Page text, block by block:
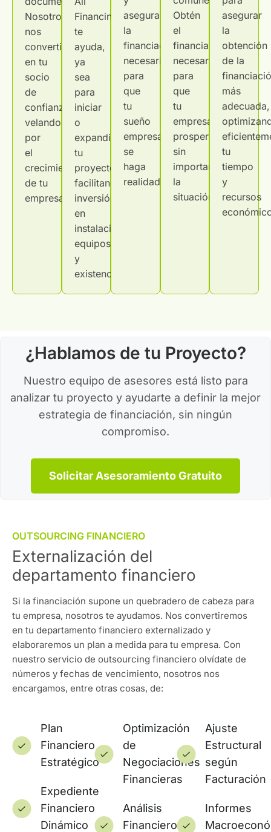
Nosotros
nos
convertimos
en tu
socio
de
confianza,
velando
por
el
crecimiento
de tu
empresa.
Financing
te
ayuda,
ya
sea
para
iniciar
o
expandir
tu
proyecto,
facilitando
inversión
en
instalaciones,
equipos
y
existencias.
aseguramos
la
financiación
necesaria
para
que
tu
sueño
empresarial
se
haga
realidad.
Obtén
el
financiamiento
necesario
para
que
tu
empresa
prospere,
sin
importar
la
situación.
asegurar
la
obtención
de la
más
adecuada,
tu
tiempo
y
recursos
¿Hablamos de tu Proyecto?
Nuestro equipo de asesores está listo para
analizar tu proyecto y ayudarte a definir la mejor
estrategia de financiación, sin ningún
compromiso.
Solicitar Asesoramiento Gratuito
OUTSOURCING FINANCIERO
Externalización del
departamento financiero
Si la financiación supone un quebradero de cabeza para
tu empresa, nosotros te ayudamos. Nos convertiremos
en tu departamento financiero externalizado y
elaboraremos un plan a medida para tu empresa. Con
nuestro servicio de outsourcing financiero olvídate de
números y fechas de vencimiento, nosotros nos
encargamos, entre otras cosas, de:
Plan
Financiero
Estratégico
Expediente
Financiero
Dinámico
Optimización
de
Negociaciones
Financieras
Análisis
Financiero
Ajuste
Estructural
según
Facturación
Informes